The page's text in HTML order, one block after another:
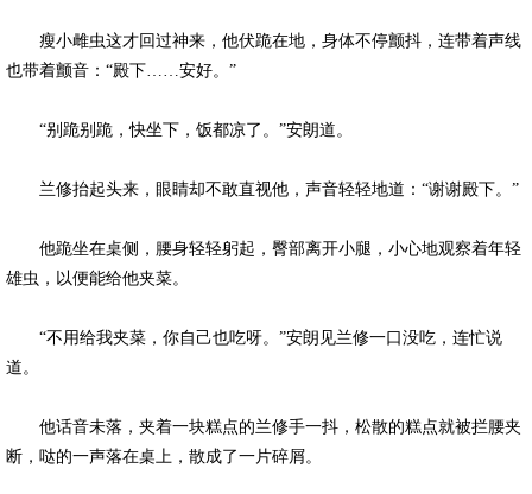
瘦小雌虫这才回过神来，他伏跪在地，身体不停颤抖，连带着声线
也带着颤音：“殿下……安好。”
“别跪别跪，快坐下，饭都凉了。”安朗道。
兰修抬起头来，眼睛却不敢直视他，声音轻轻地道：“谢谢殿下。”
他跪坐在桌侧，腰身轻轻躬起，臀部离开小腿，小心地观察着年轻
雄虫，以便能给他夹菜。
“不用给我夹菜，你自己也吃呀。”安朗见兰修一口没吃，连忙说
道。
他话音未落，夹着一块糕点的兰修手一抖，松散的糕点就被拦腰夹
断，哒的一声落在桌上，散成了一片碎屑。